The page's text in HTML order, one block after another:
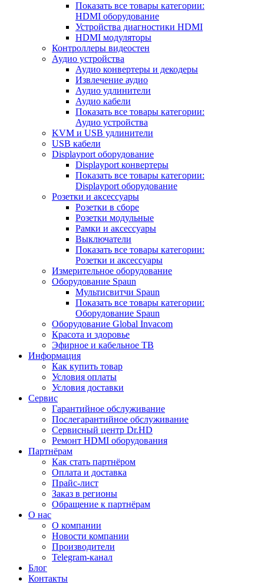
Показать все товары категории:
HDMI оборудование
Устройства диагностики HDMI
HDMI модуляторы
Контроллеры видеостен
Аудио устройства
Аудио конвертеры и декодеры
Извлечение аудио
Аудио удлинители
Аудио кабели
Показать все товары категории:
Аудио устройства
KVM и USB удлинители
USB кабели
Displayport оборудование
Displayport конвертеры
Показать все товары категории:
Displayport оборудование
Розетки и аксессуары
Розетки в сборе
Розетки модульные
Рамки и аксессуары
Выключатели
Показать все товары категории:
Розетки и аксессуары
Измерительное оборудование
Оборудование Spaun
Мультисвитчи Spaun
Показать все товары категории:
Оборудование Spaun
Оборудование Global Invacom
Красота и здоровье
Эфирное и кабельное ТВ
Информация
Как купить товар
Условия оплаты
Условия доставки
Сервис
Гарантийное обслуживание
Послегарантийное обслуживание
Сервисный центр Dr.HD
Ремонт HDMI оборудования
Партнёрам
Как стать партнёром
Оплата и доставка
Прайс-лист
Заказ в регионы
Обращение к партнёрам
О нас
О компании
Новости компании
Производители
Telegram-канал
Блог
Контакты